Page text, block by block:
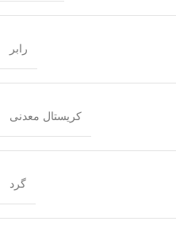
رابر
کریستال معدنی
گرد